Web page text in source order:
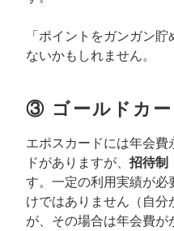
「ポイントをガンガン
ないかもしれません。
③ ゴールドカー
エポスカードには年会
ドがありますが、 招待制
す。一定の利用実績が必
けではありません（自
が、その場合は年会費が